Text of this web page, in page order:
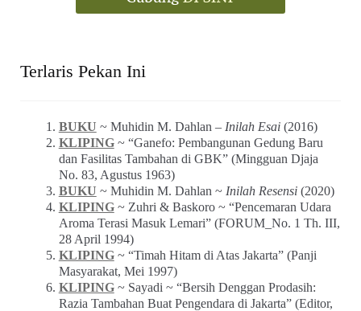
Terlaris Pekan Ini
BUKU ~ Muhidin M. Dahlan – Inilah Esai(2016)
KLIPING~ “Ganefo: Pembangunan Gedung Baru
dan Fasilitas Tambahan di GBK” (Mingguan Djaja
No. 83, Agustus 1963)
BUKU ~ Muhidin M. Dahlan ~ Inilah Resensi(2020)
KLIPING~ Zuhri & Baskoro ~ “Pencemaran Udara
Aroma Terasi Masuk Lemari” (FORUM_No. 1 Th. III,
28 April 1994)
KLIPING~ “Timah Hitam di Atas Jakarta” (Panji
Masyarakat, Mei 1997)
KLIPING~ Sayadi ~ “Bersih Denggan Prodasih:
Razia Tambahan Buat Pengendara di Jakarta” (Editor,